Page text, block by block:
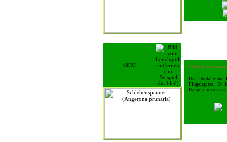
d8593 Schlehenspanner
Der Dunkelgraue
Flügelspitze. Er
Raupen fressen